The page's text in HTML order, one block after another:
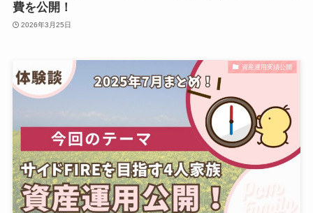
費を公開！
2026年3月25日
資産運用実績公開